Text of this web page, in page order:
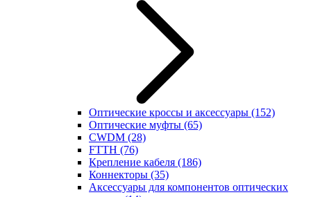
Оптические кроссы и аксессуары (152)
Оптические муфты (65)
CWDM (28)
FTTH (76)
Крепление кабеля (186)
Коннекторы (35)
Аксессуары для компонентов оптических